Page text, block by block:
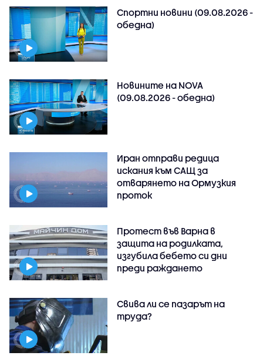
Спортни новини (09.08.2026 -
обедна)
Новините на NOVA
(09.08.2026 - обедна)
Иран отправи редица
искания към САЩ за
отварянето на Ормузкия
проток
Протест във Варна в
защита на родилката,
изгубила бебето си дни
преди раждането
Свива ли се пазарът на
труда?